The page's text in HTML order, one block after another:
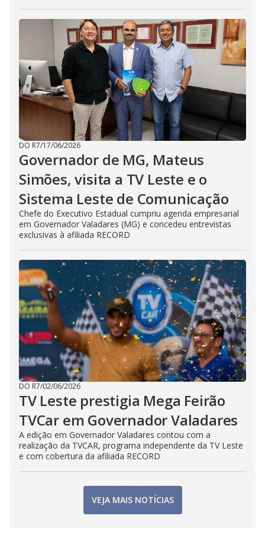
DO R7/17/06/2026
Governador de MG, Mateus
Simões, visita a TV Leste e o
Sistema Leste de Comunicação
Chefe do Executivo Estadual cumpriu agenda empresarial
em Governador Valadares (MG) e concedeu entrevistas
exclusivas à afiliada RECORD
DO R7/02/06/2026
TV Leste prestigia Mega Feirão
TVCar em Governador Valadares
A edição em Governador Valadares contou com a
realização da TVCAR, programa independente da TV Leste
e com cobertura da afiliada RECORD
VEJA MAIS NOTÍCIAS